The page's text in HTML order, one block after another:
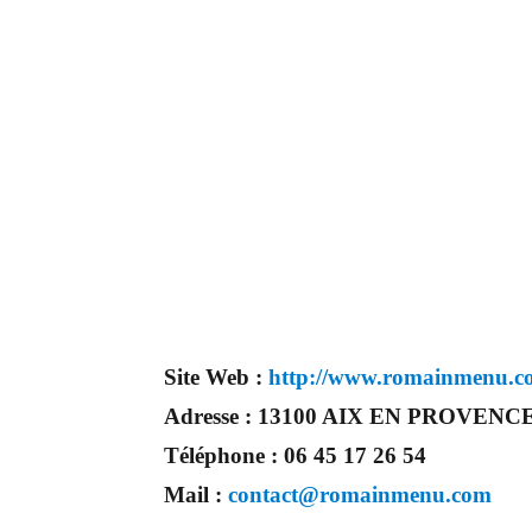
Site Web :http://
Adresse : 13100 AIX EN
Téléphone :06 45 17 26 54
Mail :contact@romainmenu.com